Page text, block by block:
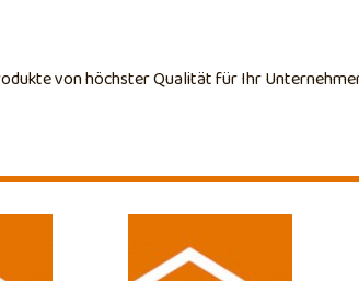
von höchster Qualität für Ihr